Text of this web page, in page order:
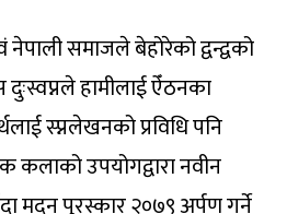
नेपाली समाजले बेहोरेको द्वन्द्वको
दुःस्वप्नले हामीलाई ऐँठनका
स्प्नलेखनको प्रविधि पनि
कलाको उपयोगद्वारा नवीन
मदन पुरस्कार २०७९ अर्पण गर्ने